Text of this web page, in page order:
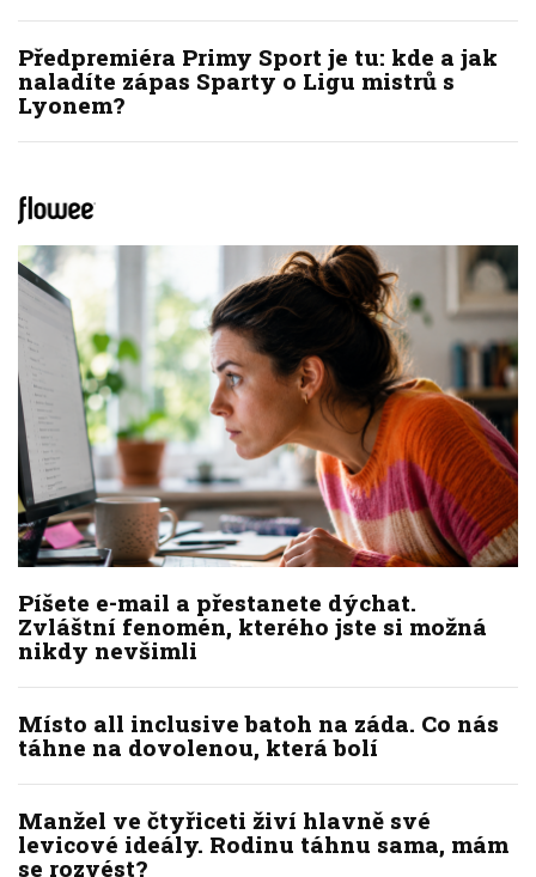
Předpremiéra Primy Sport je tu: kde a jak
naladíte zápas Sparty o Ligu mistrů s
Lyonem?
Píšete e-mail a přestanete dýchat.
Zvláštní fenomén, kterého jste si možná
nikdy nevšimli
Místo all inclusive batoh na záda. Co nás
táhne na dovolenou, která bolí
Manžel ve čtyřiceti živí hlavně své
levicové ideály. Rodinu táhnu sama, mám
se rozvést?